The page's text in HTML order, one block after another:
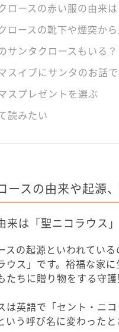
ロースの赤い服の由来は
ロースの靴下や煙突か
サンタクロースもいる
スイブにサンタのお話
スプレゼントを選ぶ
読みたい
ースの由来や起源
来は「聖ニコラウス」
スの起源といわれてい
ウス」です。裕福な家
たちに贈り物をする守
は英語で「セント・ニ
いう呼び名に変わったと